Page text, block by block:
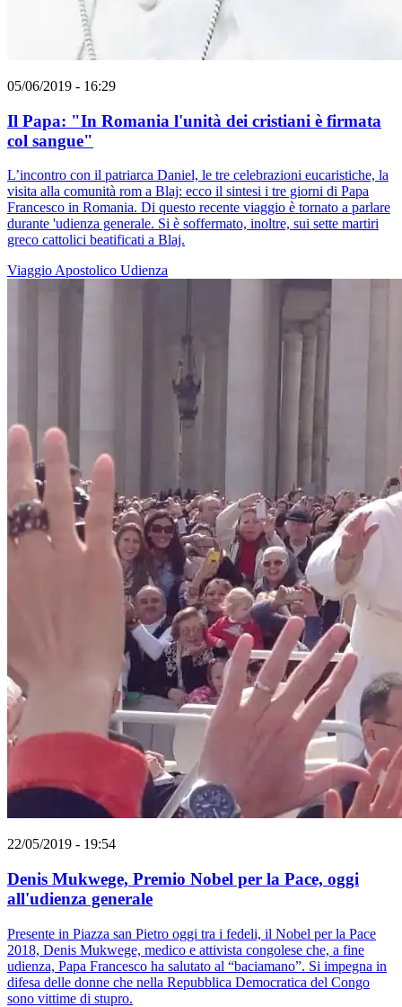
05/06/2019 - 16:29
Il Papa: "In Romania l'unità dei cristiani è firmata
col sangue"
L’incontro con il patriarca Daniel, le tre celebrazioni eucaristiche, la
visita alla comunità rom a Blaj: ecco il sintesi i tre giorni di Papa
Francesco in Romania. Di questo recente viaggio è tornato a parlare
durante 'udienza generale. Si è soffermato, inoltre, sui sette martiri
greco cattolici beatificati a Blaj.
Viaggio Apostolico Udienza
22/05/2019 - 19:54
Denis Mukwege, Premio Nobel per la Pace, oggi
all'udienza generale
Presente in Piazza san Pietro oggi tra i fedeli, il Nobel per la Pace
2018, Denis Mukwege, medico e attivista congolese che, a fine
udienza, Papa Francesco ha salutato al “baciamano”. Si impegna in
difesa delle donne che nella Repubblica Democratica del Congo
sono vittime di stupro.